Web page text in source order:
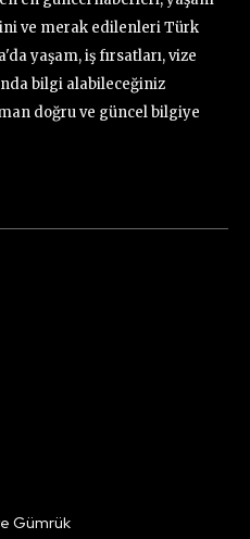
ve merak edilenleri Türk
yaşam, iş fırsatları, vize
bilgi alabileceğiniz
doğru ve güncel bilgiye
Gümrük